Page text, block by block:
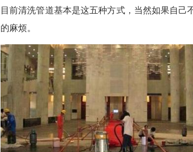
目前清洗管道基本是这五种方式，当然如果自
的麻烦。